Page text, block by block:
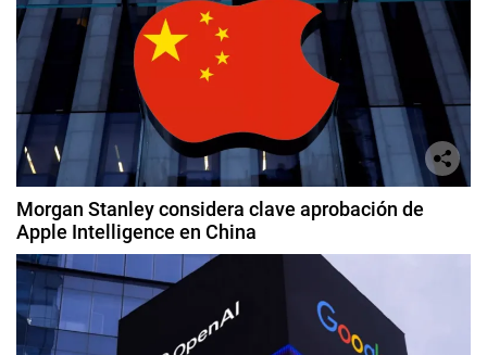
Morgan Stanley considera clave aprobación de
Apple Intelligence en China